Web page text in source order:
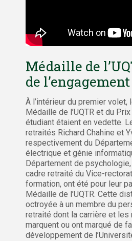
Médaille de
de
À l’intérieur du premier volet,
Médaille de l’UQTR et du
étudiant étaient en vedette.
retraités Richard Chahine et
respectivement du
électrique et génie
Département de
cadre retraité du Vice-
formation, ont été pour leur
Médaille de l’UQTR. Cette
octroyée à un membre du
retraité dont la carrière et les
marquent ou ont marqué de
développement de